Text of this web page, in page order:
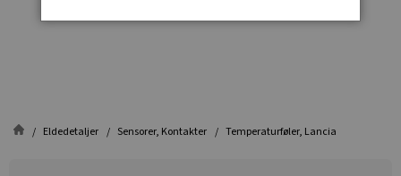
Eldedetaljer Sensorer, Kontakter Temperaturføler, Lancia